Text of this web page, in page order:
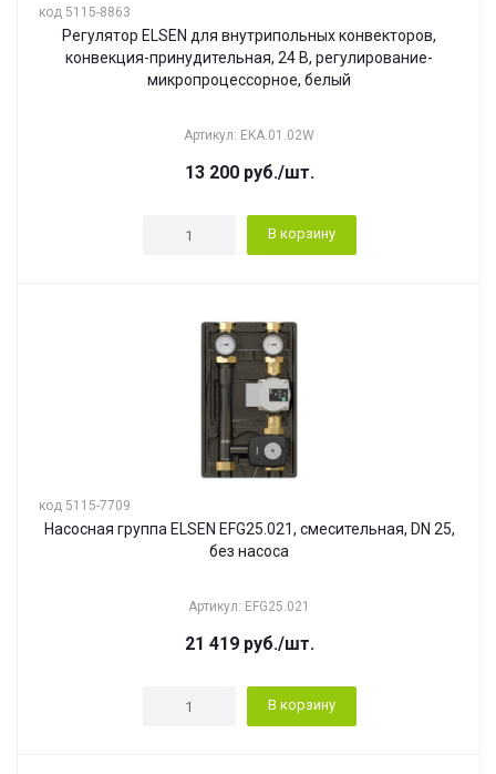
код 5115-8863
Регулятор ELSEN для внутрипольных конвекторов,
конвекция-принудительная, 24 В, регулирование-
микропроцессорное, белый
Артикул: EKA.01.02W
13 200руб./шт.
В корзину
код 5115-7709
Насосная группа ELSEN EFG25.021, смесительная, DN 25,
без насоса
Артикул: EFG25.021
21 419руб./шт.
В корзину